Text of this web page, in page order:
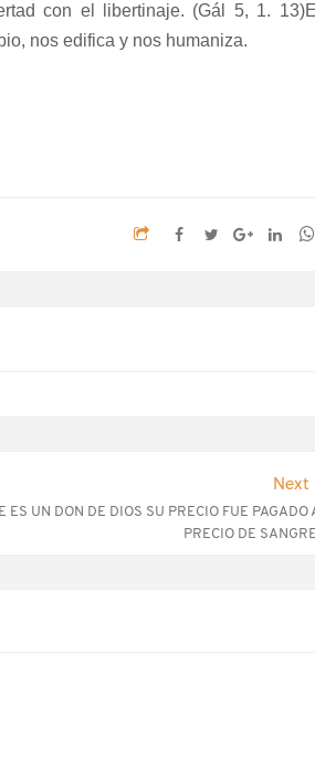
con el libertinaje. (Gál 5, 1. 13)El
nos edifica y nos humaniza.
Next
ES UN DON DE DIOS SU PRECIO FUE PAGADO
PRECIO DE